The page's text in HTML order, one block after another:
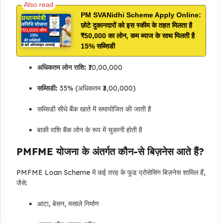
PM SVANidhi Scheme Apply Online:
छोटे दुकानदारों को इस स्कीम के तहत मिलता है
₹50,000 का लोन, कम ब्याज के साथ मिलती है
15% सब्सिडी
अधिकतम लोन राशि:₹10,00,000
सब्सिडी:35% (अधिकतम ₹3,00,000)
सब्सिडी सीधे बैंक खाते में समायोजित की जाती है
बाकी राशि बैंक लोन के रूप में चुकानी होती है
PMFME योजना के अंतर्गत कौन-से बिज़नेस आते हैं?
PMFME Loan Scheme में कई तरह के फूड प्रोसेसिंग बिज़नेस शामिल हैं,
जैसे:
आटा, बेसन, मसाले निर्माण